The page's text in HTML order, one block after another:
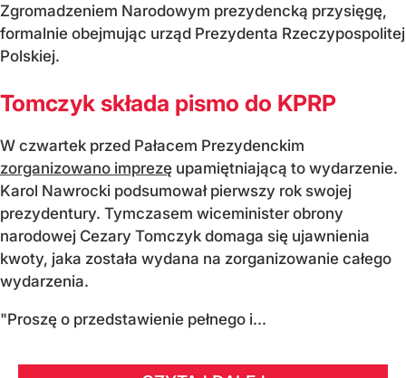
Zgromadzeniem Narodowym prezydencką przysięgę,
formalnie obejmując urząd Prezydenta Rzeczypospolitej
Polskiej.
Tomczyk składa pismo do KPRP
W czwartek przed Pałacem Prezydenckim
zorganizowano imprezę upamiętniającą to wydarzenie.
Karol Nawrocki podsumował pierwszy rok swojej
prezydentury. Tymczasem wiceminister obrony
narodowej Cezary Tomczyk domaga się ujawnienia
kwoty, jaka została wydana na zorganizowanie całego
wydarzenia.
"Proszę o przedstawienie pełnego i...